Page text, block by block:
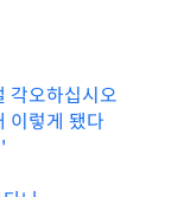
각오하십시오
이렇게 됐다